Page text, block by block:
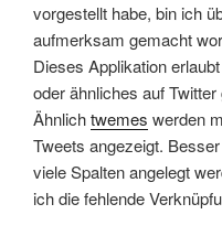
vorgestellt habe, bin ich
aufmerksam gemacht
Dieses Applikation
oder ähnliches auf
Ähnlichtwemes werden
Tweets angezeigt.
viele Spalten angelegt
ich die fehlende